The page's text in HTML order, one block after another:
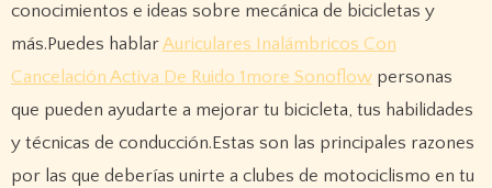
conocimientos e ideas sobre mecánica de bicicletas y
más.Puedes hablarAuriculares Inalámbricos Con
Cancelación Activa De Ruido 1more Sonoflowpersonas
que pueden ayudarte a mejorar tu bicicleta, tus habilidades
y técnicas de conducción.Estas son las principales razones
por las que deberías unirte a clubes de motociclismo en tu